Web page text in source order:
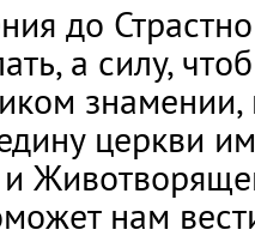
до
а силу,
знамении,
церкви
нам